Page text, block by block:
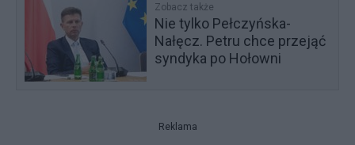
Zobacz także
Nie tylko Pełczyńska-
Nałęcz. Petru chce przejąć
syndyka po Hołowni
Reklama